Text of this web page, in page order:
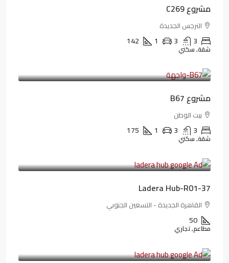
مشروع C269
النرجس الجديدة
3
3
1
142
شقة, سكني
4,550,000LE
مشروع B67
بيت الوطن
3
3
1
175
شقة, سكني
13,912,288LE
Ladera Hub-R01-37
القاهرة الجديدة - التسعين الجنوبي
50
مطاعم, تجاري
13,319,821LE